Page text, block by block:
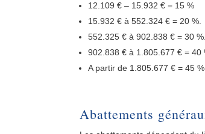
12.109 € – 15.932 € = 15 %
15.932 € à 552.324 € = 20 %.
552.325 € à 902.838 € = 30 %.
902.838 € à 1.805.677 € = 40
A partir de 1.805.677 € = 45 %.
Abattements